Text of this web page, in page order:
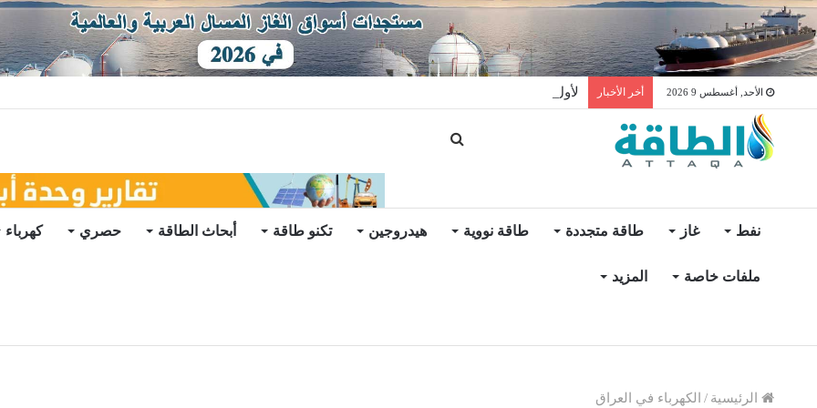
الأحد, أغسطس 9 2026 أخر الأخبار لأول مرة عالميًا.. منصة طاقة رياح عائمة بنظام الشد (فيديو)
نفط غاز طاقة متجددة طاقة نووية هيدروجين تكنو طاقة أبحاث الطاقة حصري كهرباء
ملفات خاصة المزيد
الرئيسية / الكهرباء في العراق